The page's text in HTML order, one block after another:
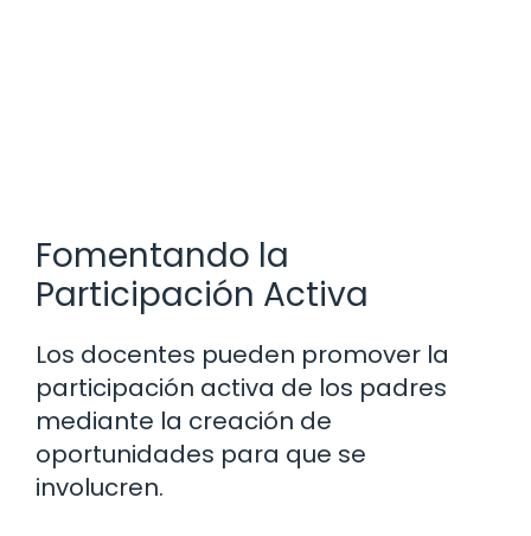
Fomentando la
Participación Activa
Los docentes pueden promover la
participación activa de los padres
mediante la creación de
oportunidades para que se
involucren.